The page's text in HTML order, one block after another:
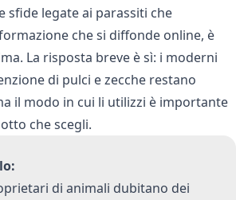
sfide legate ai parassiti che
che si diffonde online, è
La risposta breve è sì: i moderni
di pulci e zecche restano
il modo in cui li utilizzi è importante
che scegli.
di animali dubitano dei